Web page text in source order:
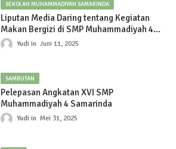
SEKOLAH MUHAMMADIYAH SAMARINDA
Liputan Media Daring tentang Kegiatan
Makan Bergizi di SMP Muhammadiyah 4
Samarinda
Yudi Juni 11, 2025
SAMBUTAN
Pelepasan Angkatan XVI SMP
Muhammadiyah 4 Samarinda
Yudi Mei 31, 2025